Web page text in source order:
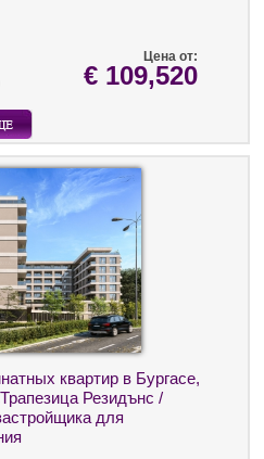
Цена от:
€ 109,520
квартир в Бургасе,
Резидънс /
для